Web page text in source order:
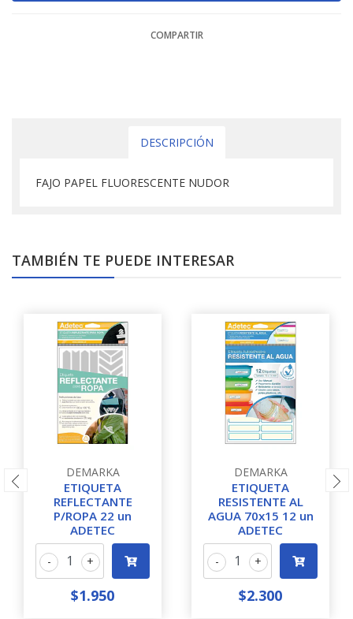
COMPARTIR
DESCRIPCIÓN
FAJO PAPEL FLUORESCENTE NUDOR
TAMBIÉN TE PUEDE INTERESAR
DEMARKA
ETIQUETA
REFLECTANTE
P/ROPA 22 un
ADETEC
+
-
$1.950
DEMARKA
ETIQUETA
RESISTENTE AL
AGUA 70x15 12 un
ADETEC
+
-
$2.300